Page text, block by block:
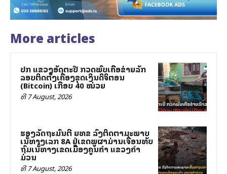
More articles
ປກສ ແຂວງອັດຕະປື ກວດພົບເຄືອຂ່າຍລັກ
ລອບຕິດຕັ້ງເຄື່ອງຂຸດເງິນດິຈິຕອນ
(Bitcoin) ເກືອບ 40 ໝ່ວຍ
ທີ 7 August, 2026
ຮອງລັດຖະມົນຕີ ຍທຂ ລົງຕິດຕາມສະພາບ
ເສັ້ນທາງເລກ 8A ຢູ່ເຂດພູຜາມ່ານເຈື່ອນທັບ
ຖົມເສັ້ນທາງເຂດເມືອງຄູນຄໍາ ແຂວງຄໍາ
ມ່ວນ
ທີ 7 August, 2026